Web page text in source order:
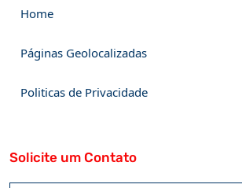
Home
Páginas Geolocalizadas
Politicas de Privacidade
Solicite um Contato